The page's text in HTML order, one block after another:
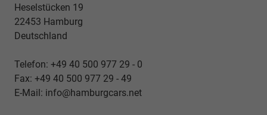
Heselstücken 19
22453 Hamburg
Deutschland
Telefon: +49 40 500 977 29 - 0
Fax: +49 40 500 977 29 - 49
E-Mail: info@hamburgcars.net